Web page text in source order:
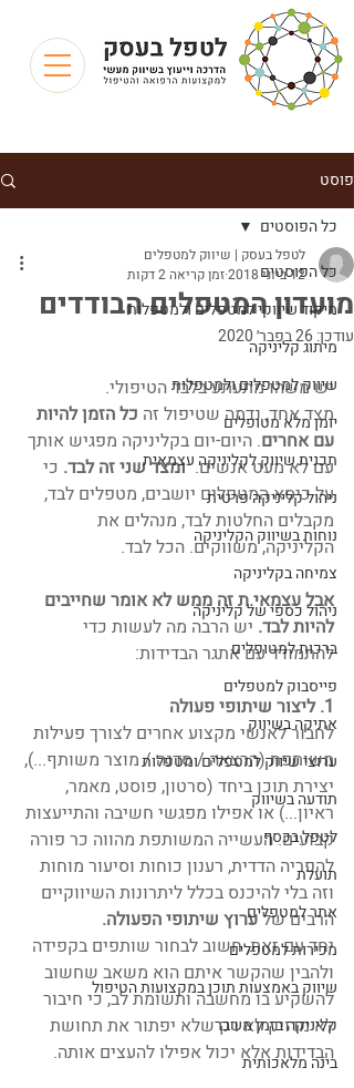
פוסט
כל הפוסטים
מיקוד שיווקי למטפלים ולמטפלות
מיתוג קליניקה
שיווק למטפלים ולמטפלות
יומן מלא מטופלים
תכנית שיווק לקליניקה עצמאית
ניהול קליניקה פרטית
נוחות בשיווק הקליניקה
צמיחה בקליניקה
ניהול כספי של קליניקה
ברכות למטופלים
פייסבוק למטפלים
אתיקה בשיווק
ערוצי שיווק למטפלים ומטפלות
תודעה בשיווק
לטפל בכסף
תועלת
אתר למטפלים
מכירות למטפלים
שיווק באמצעות תוכן במקצועות הטיפול
קליניקה בזמן משבר
בינה מלאכותית
כל הפוסטים
מועדון המטפלים הבודדים
לטפל בעסק | שיווק למטפלים
12 ביוני 2018
זמן קריאה 2 דקות
עודכן:26 בפבר׳ 2020
יש משהו מתעתע בלבד הטיפולי.
מצד אחד, נדמה שטיפול זה כל הזמן להיות
עם אחרים. היום-יום בקליניקה מפגיש אותך
עם לא מעט אנשים. ומצד שני זה לבד. כי
על כיסא המטפלים יושבים, מטפלים לבד,
מקבלים החלטות לבד, מנהלים את
הקליניקה, משווקים. הכל לבד.
אבל עצמאי.ת זה ממש לא אומר שחייבים
להיות לבד. יש הרבה מה לעשות כדי
להתמודד עם אתגר הבדידות:
1. ליצור שיתופי פעולה
לחבור לאנשי מקצוע אחרים לצורך פעילות
משותפת (הרצאה / סדנה / מוצר משותף...),
יצירת תוכן ביחד (סרטון, פוסט, מאמר,
ראיון...) או אפילו מפגשי חשיבה והתייעצות
קבועים. העשייה המשותפת מהווה כר פורה
להפריה הדדית, רענון כוחות וסיעור מוחות
וזה בלי להיכנס בכלל ליתרונות השיווקיים
הרבים של ערוץ שיתופי הפעולה.
יחד עם זאת, חשוב לבחור שותפים בקפידה
ולהבין שהקשר איתם הוא משאב שחשוב
להשקיע בו מחשבה ותשומת לב, כי חיבור
לא מדויק לא רק שלא יפתור את תחושת
הבדידות אלא יכול אפילו להעצים אותה.